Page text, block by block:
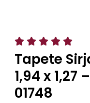
    
Tapete
1,94 x 1,27
01748